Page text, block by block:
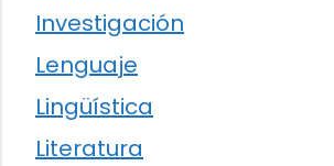
Investigación
Lenguaje
Lingüística
Literatura